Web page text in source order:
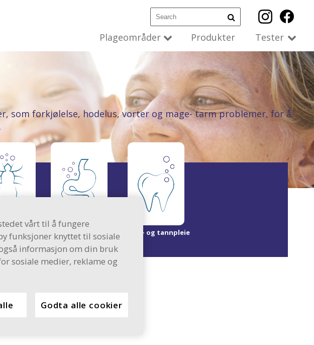
Plageområder Produkter Tester
som forkjølelse, hodelus, vorter og mage- tarm problemer, for å
Mage og tarm Munn- og tannpleie
for deg også?
vårt til å fungere
funksjoner knyttet til sosiale
informasjon om din bruk
sosiale medier, reklame og
Godta alle cookier